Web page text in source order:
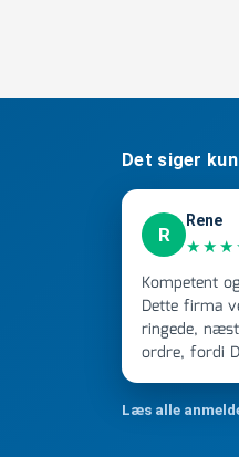
Det siger
R
Rene
Kompetent og hurtig levering!
Dette firma
ringede,
ordre, fordi
ikke få
Læs alle